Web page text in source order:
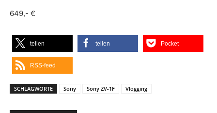
649,- €
teilen teilen Pocket
RSS-feed
SCHLAGWORTE Sony Sony ZV-1F Vlogging